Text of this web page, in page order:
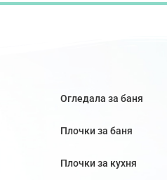
Огледала за баня
Плочки за баня
Плочки за кухня